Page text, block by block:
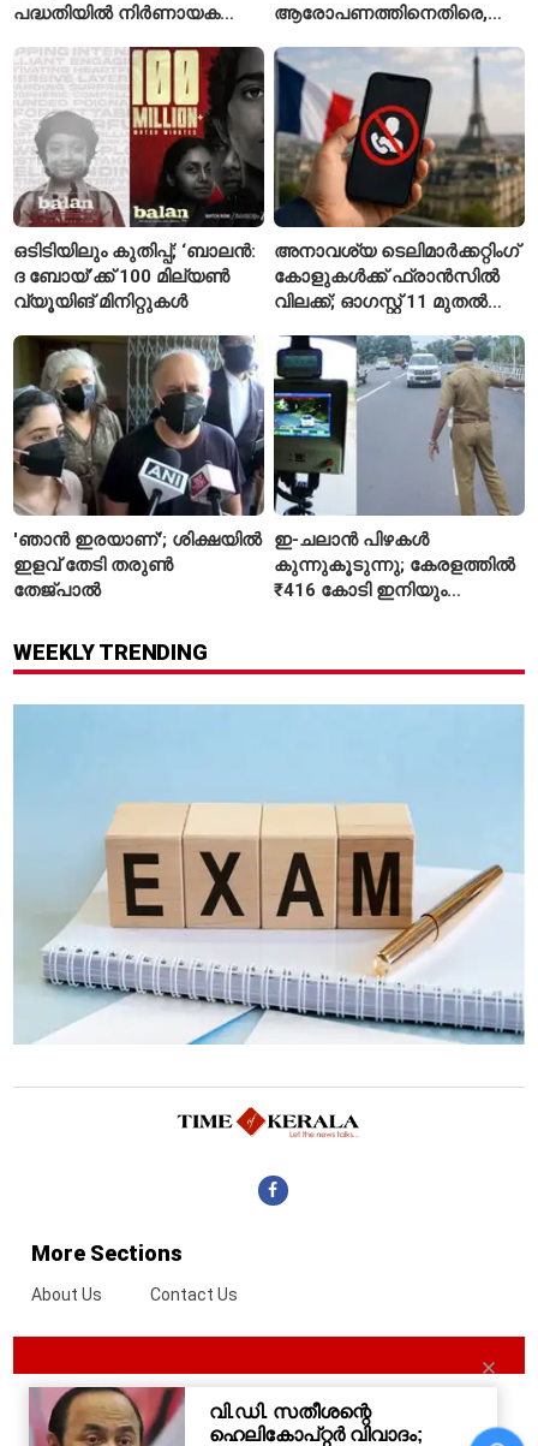
പദ്ധതിയിൽ നിർണായക
വിശദീകരണം
ആരോപണത്തിനെതിരെ,
റിജിജുവിന് മറുപടിയുമായി
സഞ്ജയ് റാവത്ത്
ഒടിടിയിലും കുതിപ്പ്; ‘ബാലൻ:
ദ ബോയ്’ക്ക് 100 മില്യൺ
വ്യൂയിങ് മിനിറ്റുകൾ
അനാവശ്യ ടെലിമാർക്കറ്റിംഗ്
കോളുകൾക്ക് ഫ്രാൻസിൽ
വിലക്ക്; ഓഗസ്റ്റ് 11 മുതൽ
'ഞാൻ ഇരയാണ്'; ശിക്ഷയിൽ
ഇളവ് തേടി തരുണ്‍
തേജ്പാൽ
ഇ-ചലാൻ പിഴകൾ
കുന്നുകൂടുന്നു; കേരളത്തിൽ
₹416 കോടി ഇനിയും
WEEKLY TRENDING
More Sections
About Us Contact Us